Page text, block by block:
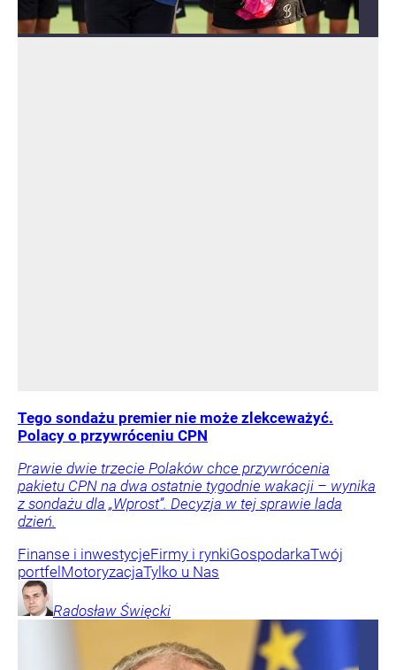
Tego sondażu premier nie może zlekceważyć.
Polacy o przywróceniu CPN
Prawie dwie trzecie Polaków chce przywrócenia
pakietu CPN na dwa ostatnie tygodnie wakacji – wynika
z sondażu dla „Wprost”. Decyzja w tej sprawie lada
dzień.
Finanse i inwestycjeFirmy i rynkiGospodarkaTwój
portfelMotoryzacjaTylko u Nas
Radosław Święcki